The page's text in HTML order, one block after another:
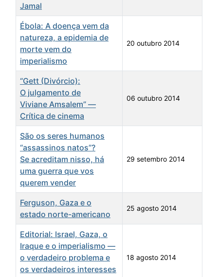
Jamal
Ébola: A doença vem da
natureza, a epidemia de
morte vem do
imperialismo
20 outubro 2014
“Gett (Divórcio):
O julgamento de
Viviane Amsalem” —
Crítica de cinema
06 outubro 2014
São os seres humanos
“assassinos natos”?
Se acreditam nisso, há
uma guerra que vos
querem vender
29 setembro 2014
Ferguson, Gaza e o
estado norte-americano
25 agosto 2014
Editorial: Israel, Gaza, o
Iraque e o imperialismo —
o verdadeiro problema e
os verdadeiros interesses
18 agosto 2014